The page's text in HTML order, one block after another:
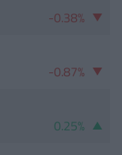
-0.38%
-0.87%
0.25%